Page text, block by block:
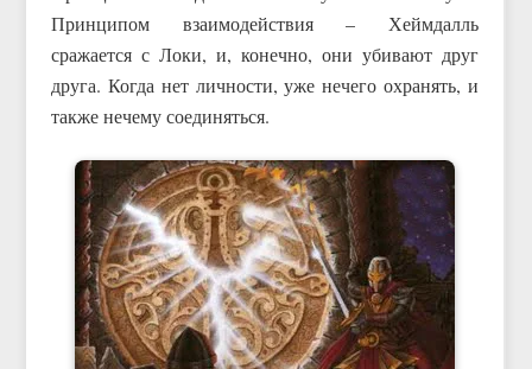
Принципом взаимодействия – Хеймдалль
сражается с Локи, и, конечно, они убивают друг
друга. Когда нет личности, уже нечего охранять, и
также нечему соединяться.